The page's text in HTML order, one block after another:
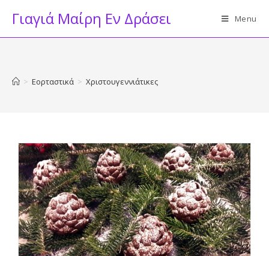
content
Γιαγιά Μαίρη Εν Δράσει Menu
> Εορταστικά > Χριστουγεννιάτικες